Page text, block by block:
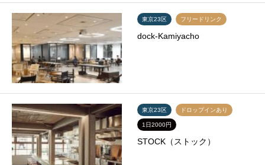
東京23区 フリードリンク
dock-Kamiyacho
東京23区 ドロップインあり
1日2000円
STOCK（ストック）